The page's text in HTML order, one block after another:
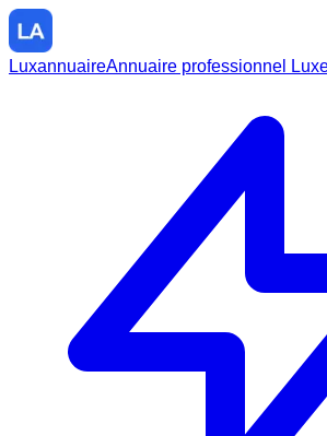
LuxannuaireAnnuaire professionnel